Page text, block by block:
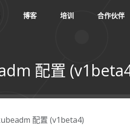
博客 培训 合作伙伴
配置
配置 (v1beta4)